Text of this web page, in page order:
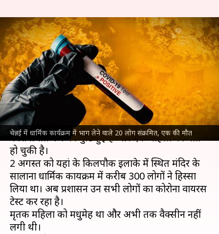
चेन्नई में धार्मिक कार्यक्रम में भाग लेने वाले 20 लोग संक्रमित, एक की मौत
चेन्नई: धार्मिक कार्यक्रम में भाग लेने
वाले 20 लोग हुए कोरोना संक्रमित,
एक की मौत
लेखन प्रमोद कुमार Aug 12, 2021 03:08 pm
क्या है खबर?
चेन्नई में एक मंदिर के कार्यक्रम में शामिल हुए 20 लोगों में
कोरोना संक्रमण की पुष्टि हुई है और एक महिला की मौत
हो चुकी है।
2 अगस्त को यहां के किलपौक इलाके में स्थित मंदिर के
सालाना धार्मिक कार्यक्रम में करीब 300 लोगों ने हिस्सा
लिया था। अब प्रशासन उन सभी लोगों का कोरोना वायरस
टेस्ट कर रहा है।
मृतक महिला को मधुमेह था और अभी तक वैक्सीन नहीं
लगी थी।